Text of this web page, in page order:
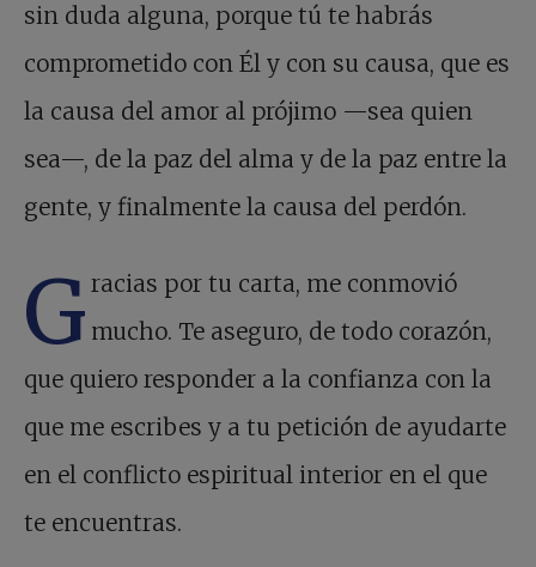
sin duda alguna, porque tú te habrás
comprometido con Él y con su causa, que es
la causa del amor al prójimo —sea quien
sea—, de la paz del alma y de la paz entre la
gente, y finalmente la causa del perdón.
G racias por tu carta, me conmovió
mucho. Te aseguro, de todo corazón,
que quiero responder a la confianza con la
que me escribes y a tu petición de ayudarte
en el conflicto espiritual interior en el que
te encuentras.